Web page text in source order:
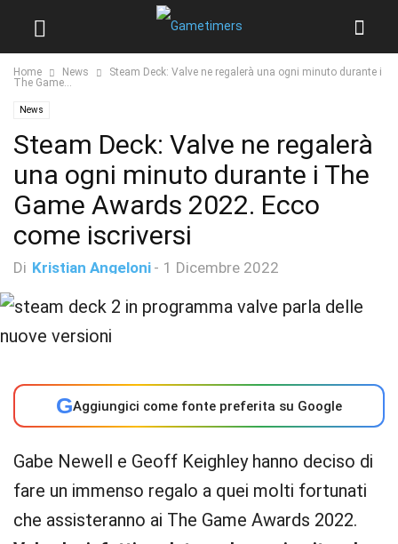
Home News
Steam Deck: Valve ne regalerà una ogni minuto durante i
The Game...
News
Steam Deck: Valve ne regalerà
una ogni minuto durante i The
Game Awards 2022. Ecco
come iscriversi
Di Kristian Angeloni - 1 Dicembre 2022
GAggiungici come fonte preferita su Google
Gabe Newell e Geoff Keighley hanno deciso di
fare un immenso regalo a quei molti fortunati
che assisteranno ai The Game Awards 2022.